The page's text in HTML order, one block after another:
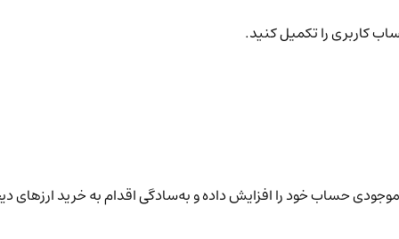
کاربری را تکمیل کنید.
موجودی حساب خود را افزایش داده و به‌سادگی اقدام به خرید ارزهای